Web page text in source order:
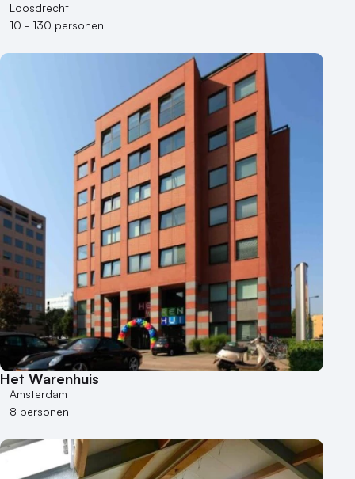
Loosdrecht
10 - 130 personen
Het Warenhuis
Amsterdam
8 personen